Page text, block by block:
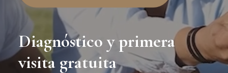
Diagnóstico y primera
visita gratuita